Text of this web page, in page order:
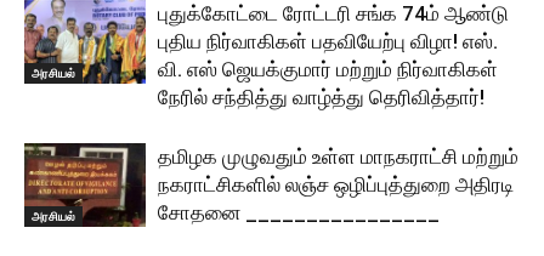
அரசியல்
புதுக்கோட்டை ரோட்டரி சங்க 74ம் ஆண்டு
புதிய நிர்வாகிகள் பதவியேற்பு விழா! எஸ்.
வி. எஸ் ஜெயக்குமார் மற்றும் நிர்வாகிகள்
நேரில் சந்தித்து வாழ்த்து தெரிவித்தார்!
அரசியல்
தமிழக முழுவதும் உள்ள மாநகராட்சி மற்றும்
நகராட்சிகளில் லஞ்ச ஒழிப்புத்துறை அதிரடி
சோதனை ________________